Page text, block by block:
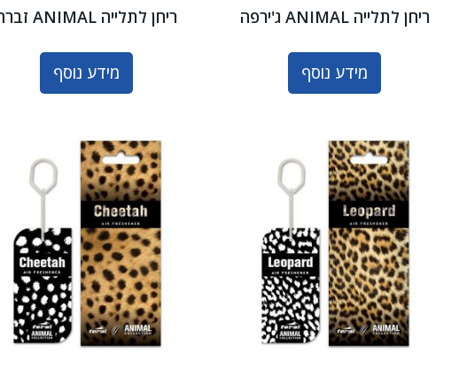
ריחן לתלייה ANIMAL ג'ירפה
מידע נוסף
ריחן לתלייה ANIMAL זברה
מידע נוסף